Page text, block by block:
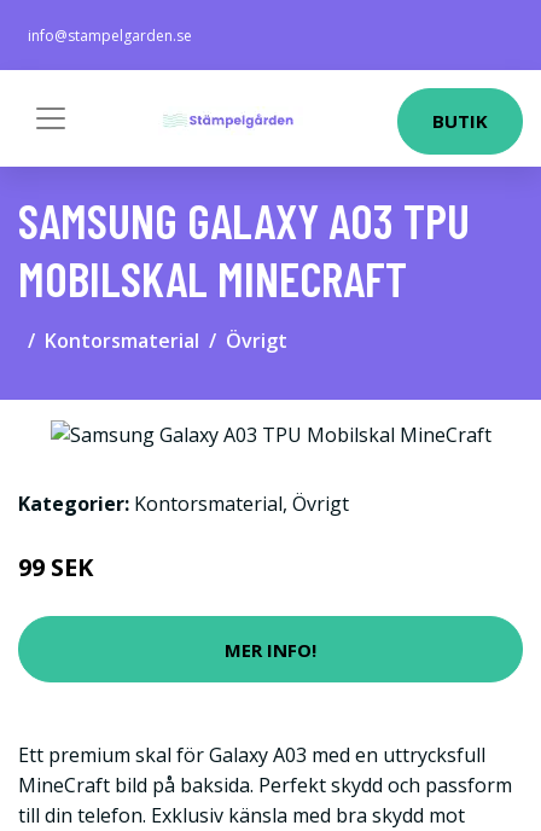
info@stampelgarden.se
BUTIK
SAMSUNG GALAXY A03 TPU
MOBILSKAL MINECRAFT
Kontorsmaterial Övrigt
Kategorier: Kontorsmaterial, Övrigt
99 SEK
MER INFO!
Ett premium skal för Galaxy A03 med en uttrycksfull
MineCraft bild på baksida. Perfekt skydd och passform
till din telefon. Exklusiv känsla med bra skydd mot